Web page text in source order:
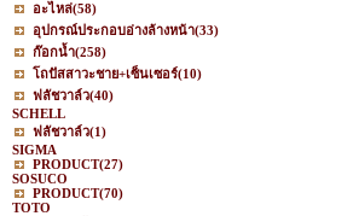
อะไหล่(58)
อุปกรณ์ประกอบอ่างล้างหน้า(33)
ก๊อกน้ำ(258)
โถปัสสาวะชาย+เซ็นเซอร์(10)
ฟลัชวาล์ว(40)
SCHELL
ฟลัชวาล์ว(1)
SIGMA
PRODUCT(27)
SOSUCO
PRODUCT(70)
TOTO